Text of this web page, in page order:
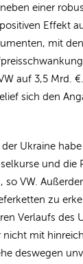
einer
Effekt
mit
auf 3,5 Mrd.
sich den
Ukraine
und die
VW.
zu
Verlaufs des
nicht mit
deswegen